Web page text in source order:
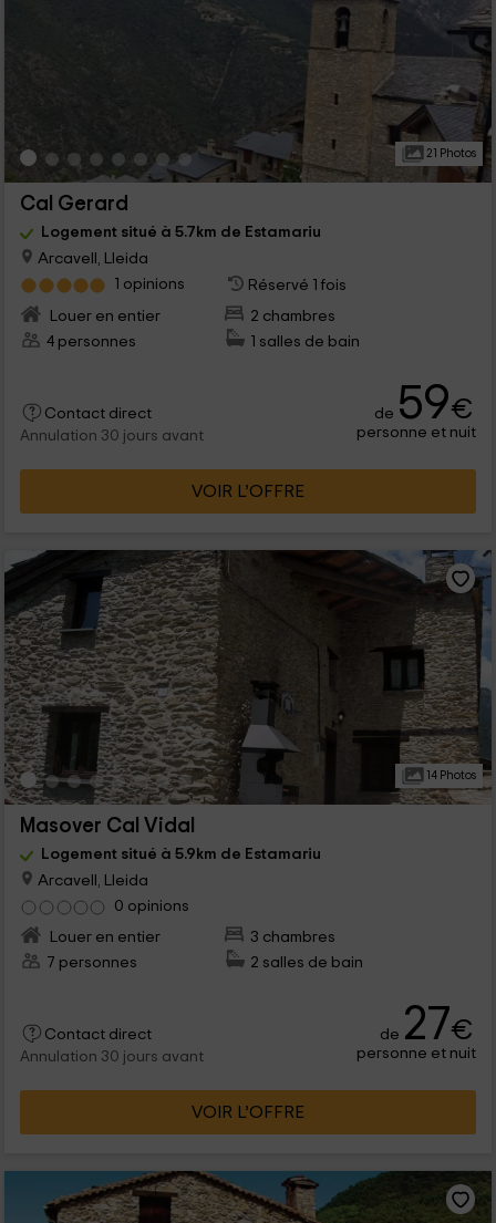
21 Photos
Cal Gerard
Logement situé à 5.7km de Estamariu
Arcavell, Lleida
1 opinions
Réservé 1 fois
Louer en entier
2 chambres
4 personnes
1 salles de bain
Contact direct
Annulation 30 jours avant
de 59€
personne et nuit
VOIR L’OFFRE
14 Photos
Masover Cal Vidal
Logement situé à 5.9km de Estamariu
Arcavell, Lleida
0 opinions
Louer en entier
3 chambres
7 personnes
2 salles de bain
Contact direct
Annulation 30 jours avant
de 27€
personne et nuit
VOIR L’OFFRE